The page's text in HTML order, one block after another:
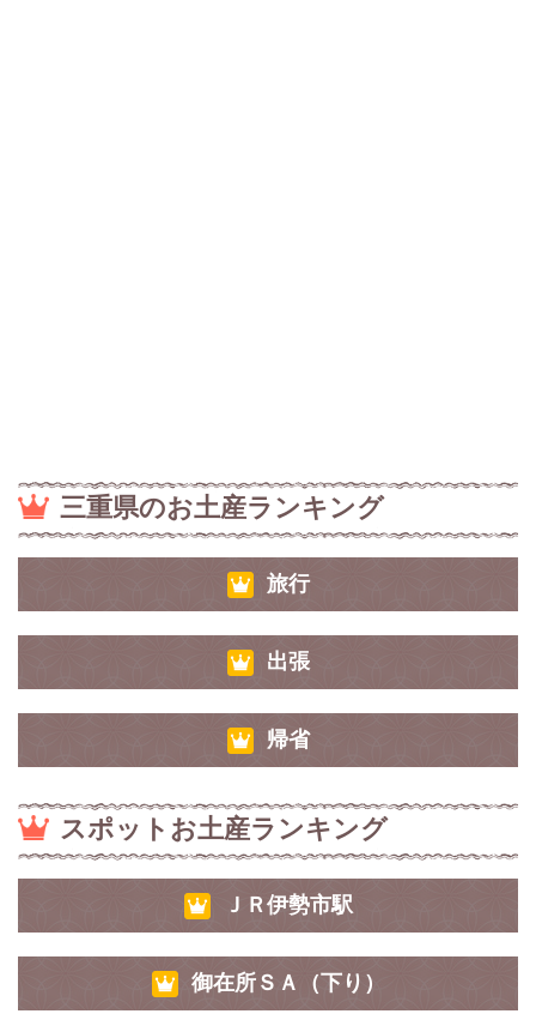
三重県のお土産ランキング
旅行
出張
帰省
スポットお土産ランキング
ＪＲ伊勢市駅
御在所ＳＡ（下り）